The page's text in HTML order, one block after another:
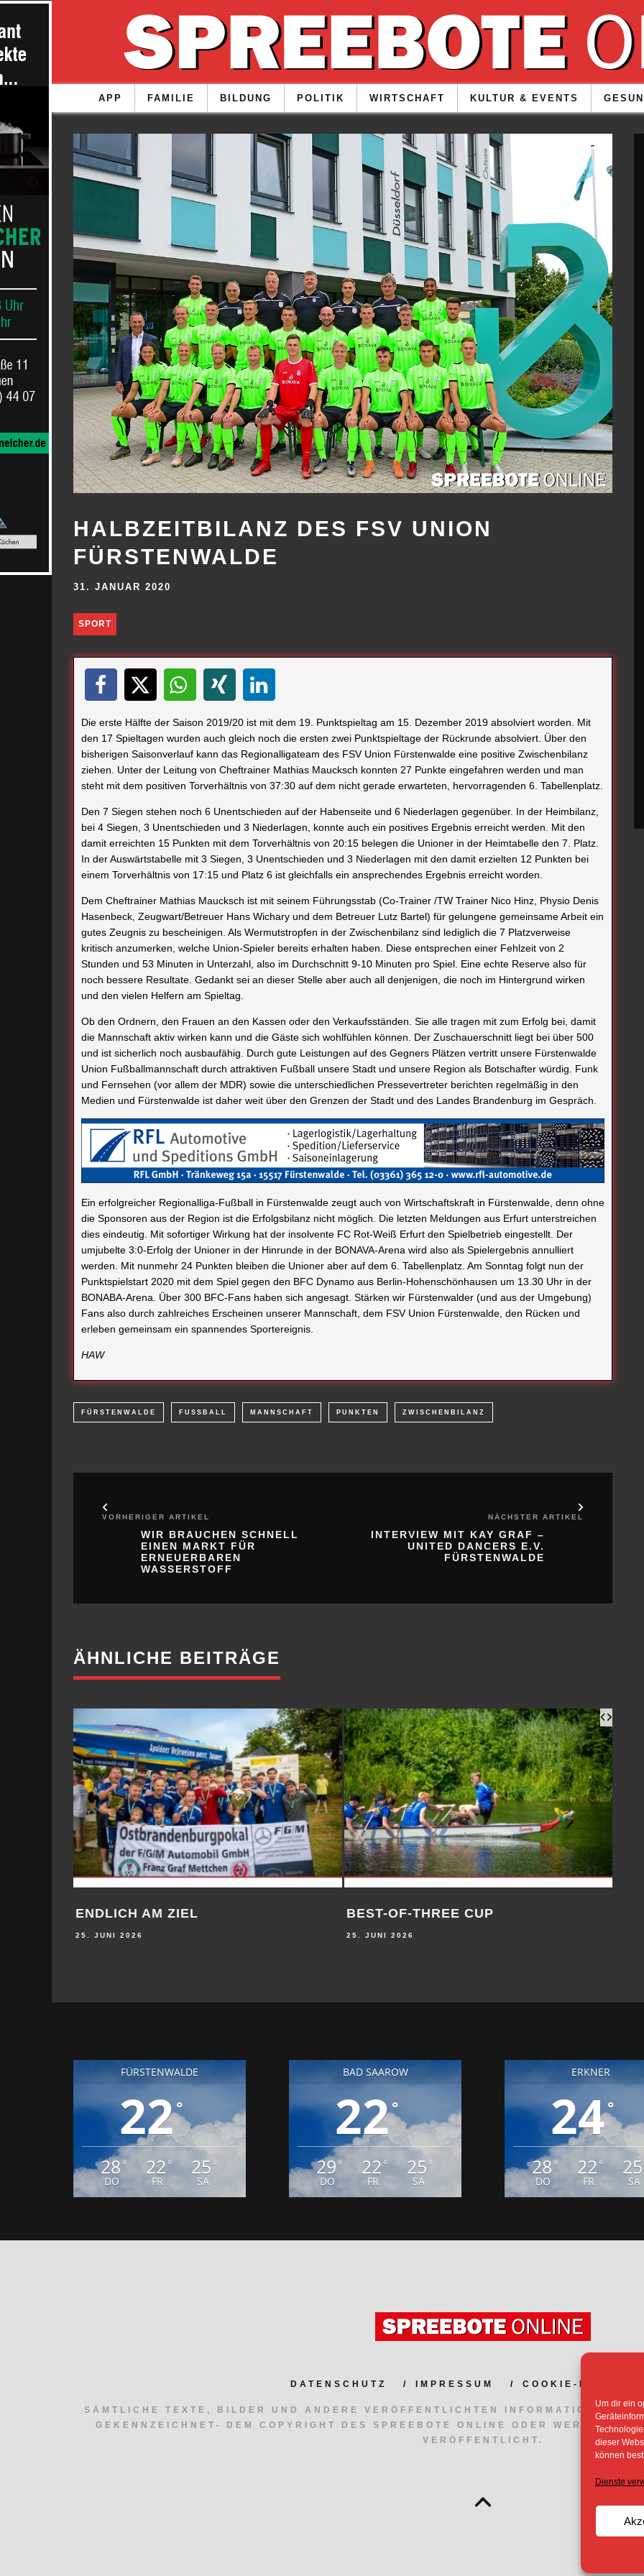
Um dir ein
dieser
können
Dienste
APP FAMILIE BILDUNG POLITIK WIRTSCHAFT KULTUR & EVENTS
HALBZEITBILANZ DES FSV UNION
FÜRSTENWALDE
31. JANUAR 2020
SPORT
Die erste Hälfte der Saison 2019/20 ist mit dem 19. Punktspieltag am 15. Dezember 2019 absolviert worden. Mit
den 17 Spieltagen wurden auch gleich noch die ersten zwei Punktspieltage der Rückrunde absolviert. Über den
bisherigen Saisonverlauf kann das Regionalligateam des FSV Union Fürstenwalde eine positive Zwischenbilanz
ziehen. Unter der Leitung von Cheftrainer Mathias Maucksch konnten 27 Punkte eingefahren werden und man
steht mit dem positiven Torverhältnis von 37:30 auf dem nicht gerade erwarteten, hervorragenden 6. Tabellenplatz.
Den 7 Siegen stehen noch 6 Unentschieden auf der Habenseite und 6 Niederlagen gegenüber. In der Heimbilanz,
bei 4 Siegen, 3 Unentschieden und 3 Niederlagen, konnte auch ein positives Ergebnis erreicht werden. Mit den
damit erreichten 15 Punkten mit dem Torverhältnis von 20:15 belegen die Unioner in der Heimtabelle den 7. Platz.
In der Auswärtstabelle mit 3 Siegen, 3 Unentschieden und 3 Niederlagen mit den damit erzielten 12 Punkten bei
einem Torverhältnis von 17:15 und Platz 6 ist gleichfalls ein ansprechendes Ergebnis erreicht worden.
Dem Cheftrainer Mathias Maucksch ist mit seinem Führungsstab (Co-Trainer /TW Trainer Nico Hinz, Physio Denis
Hasenbeck, Zeugwart/Betreuer Hans Wichary und dem Betreuer Lutz Bartel) für gelungene gemeinsame Arbeit ein
gutes Zeugnis zu bescheinigen. Als Wermutstropfen in der Zwischenbilanz sind lediglich die 7 Platzverweise
kritisch anzumerken, welche Union-Spieler bereits erhalten haben. Diese entsprechen einer Fehlzeit von 2
Stunden und 53 Minuten in Unterzahl, also im Durchschnitt 9-10 Minuten pro Spiel. Eine echte Reserve also für
noch bessere Resultate. Gedankt sei an dieser Stelle aber auch all denjenigen, die noch im Hintergrund wirken
und den vielen Helfern am Spieltag.
Ob den Ordnern, den Frauen an den Kassen oder den Verkaufsständen. Sie alle tragen mit zum Erfolg bei, damit
die Mannschaft aktiv wirken kann und die Gäste sich wohlfühlen können. Der Zuschauerschnitt liegt bei über 500
und ist sicherlich noch ausbaufähig. Durch gute Leistungen auf des Gegners Plätzen vertritt unsere Fürstenwalde
Union Fußballmannschaft durch attraktiven Fußball unsere Stadt und unsere Region als Botschafter würdig. Funk
und Fernsehen (vor allem der MDR) sowie die unterschiedlichen Pressevertreter berichten regelmäßig in den
Medien und Fürstenwalde ist daher weit über den Grenzen der Stadt und des Landes Brandenburg im Gespräch.
Ein erfolgreicher Regionalliga-Fußball in Fürstenwalde zeugt auch von Wirtschaftskraft in Fürstenwalde, denn ohne
die Sponsoren aus der Region ist die Erfolgsbilanz nicht möglich. Die letzten Meldungen aus Erfurt unterstreichen
dies eindeutig. Mit sofortiger Wirkung hat der insolvente FC Rot-Weiß Erfurt den Spielbetrieb eingestellt. Der
umjubelte 3:0-Erfolg der Unioner in der Hinrunde in der BONAVA-Arena wird also als Spielergebnis annulliert
werden. Mit nunmehr 24 Punkten bleiben die Unioner aber auf dem 6. Tabellenplatz. Am Sonntag folgt nun der
Punktspielstart 2020 mit dem Spiel gegen den BFC Dynamo aus Berlin-Hohenschönhausen um 13.30 Uhr in der
BONABA-Arena. Über 300 BFC-Fans haben sich angesagt. Stärken wir Fürstenwalder (und aus der Umgebung)
Fans also durch zahlreiches Erscheinen unserer Mannschaft, dem FSV Union Fürstenwalde, den Rücken und
erleben gemeinsam ein spannendes Sportereignis.
HAW
FÜRSTENWALDE FUSSBALL MANNSCHAFT PUNKTEN ZWISCHENBILANZ
VORHERIGER ARTIKEL
WIR BRAUCHEN SCHNELL
EINEN MARKT FÜR
ERNEUERBAREN
WASSERSTOFF
NÄCHSTER ARTIKEL
INTERVIEW MIT KAY GRAF –
UNITED DANCERS E.V.
FÜRSTENWALDE
ÄHNLICHE BEITRÄGE
ENDLICH AM ZIEL
25. JUNI 2026
BEST-OF-THREE CUP
25. JUNI 2026
FÜRSTENWALDE
22°
28°
DO
22 °
FR
25 °
SA
BAD SAAROW
22°
29°
DO
22 °
FR
25 °
SA
ERKNER
24°
28°
DO
22 °
FR
25
SA
DATENSCHUTZ IMPRESSUM COOKIE-
SÄMTLICHE TEXTE, BILDER UND ANDERE VERÖFFENTLICHTEN INFORMATIONEN
GEKENNZEICHNET- DEM COPYRIGHT DES SPREEBOTE ONLINE ODER WERDEN
VERÖFFENTLICHT.